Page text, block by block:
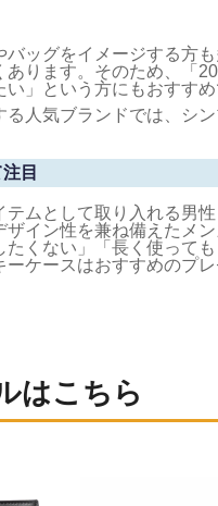
ッグをイメージする方
ります。そのため、「
」という方にもおすすめ
人気ブランドでは、シ
目
ムとして取り入れる男
イン性を兼ね備えたメ
くない」「長く使って
ケースはおすすめのプレ
はこちら